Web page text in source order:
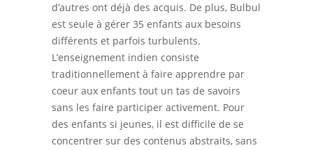
d’autres ont déjà des acquis. De plus, Bulbul
est seule à gérer 35 enfants aux besoins
différents et parfois turbulents.
L’enseignement indien consiste
traditionnellement à faire apprendre par
coeur aux enfants tout un tas de savoirs
sans les faire participer activement. Pour
des enfants si jeunes, il est difficile de se
concentrer sur des contenus abstraits, sans